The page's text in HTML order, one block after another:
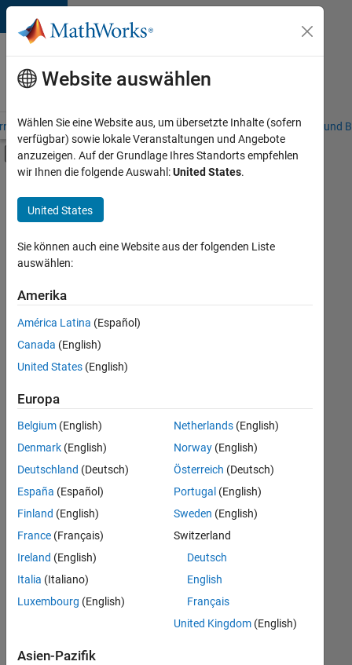
Weiter zum Inhalt
Karriere
bei
MathWorks
– Übersicht Stellensuche Niederlassungen Studierende und
Umschaltung für Off-Canvas-
Hauptinhalt
Information Technology
Commercial Sales
Customer Support
Education Sales
Sales Operations
Marketing Services
Business Model Team
Finance and Operations
+8
Derzeit
es
keine
offenen
Stellen,
Ihren
Suchkriterien
entsprechen.
können
die
Suchkriterien
weiter
fassen
oder
alle
Stellenangebote
anzeigen .
noch
Website auswählen
Wählen Sie eine Website aus, um übersetzte Inhalte (sofern
verfügbar) sowie lokale Veranstaltungen und Angebote
anzuzeigen. Auf der Grundlage Ihres Standorts empfehlen
wir Ihnen die folgende Auswahl:United States.
United States
Sie können auch eine Website aus der folgenden Liste
auswählen:
Amerika
América Latina (Español)
Canada (English)
United States (English)
Europa
Belgium (English)
Denmark (English)
Deutschland (Deutsch)
España (Español)
Finland (English)
France (Français)
Ireland (English)
Italia (Italiano)
Luxembourg (English)
Netherlands(English)
Norway(English)
Österreich (Deutsch)
Portugal (English)
Sweden (English)
Switzerland
Deutsch
English
Français
United Kingdom(English)
Asien-Pazifik